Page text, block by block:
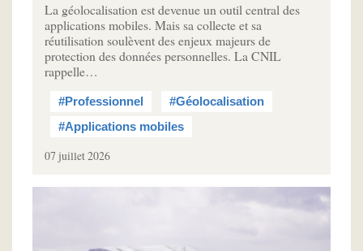
La géolocalisation est devenue un outil central des
applications mobiles. Mais sa collecte et sa
réutilisation soulèvent des enjeux majeurs de
protection des données personnelles. La CNIL
rappelle…
#Professionnel
#Géolocalisation
#Applications mobiles
07 juillet 2026